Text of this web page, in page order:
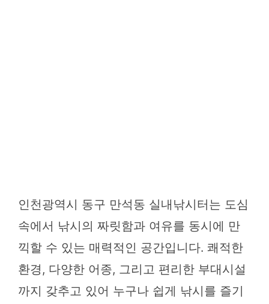
인천광역시 동구 만석동 실내낚시터는 도심
속에서 낚시의 짜릿함과 여유를 동시에 만
끽할 수 있는 매력적인 공간입니다. 쾌적한
환경, 다양한 어종, 그리고 편리한 부대시설
까지 갖추고 있어 누구나 쉽게 낚시를 즐기